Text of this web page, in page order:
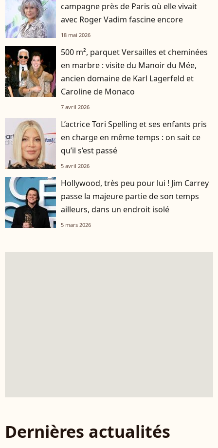
campagne près de Paris où elle vivait
avec Roger Vadim fascine encore
18 mai 2026
500 m², parquet Versailles et cheminées
en marbre : visite du Manoir du Mée,
ancien domaine de Karl Lagerfeld et
Caroline de Monaco
7 avril 2026
L’actrice Tori Spelling et ses enfants pris
en charge en même temps : on sait ce
qu’il s’est passé
5 avril 2026
Hollywood, très peu pour lui ! Jim Carrey
passe la majeure partie de son temps
ailleurs, dans un endroit isolé
5 mars 2026
Dernières actualités